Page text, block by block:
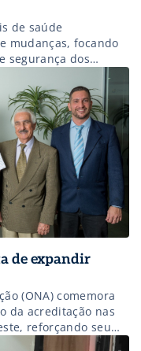
de saúde
mudanças, focando
segurança dos
de expandir
(ONA) comemora
da acreditação nas
reforçando seu